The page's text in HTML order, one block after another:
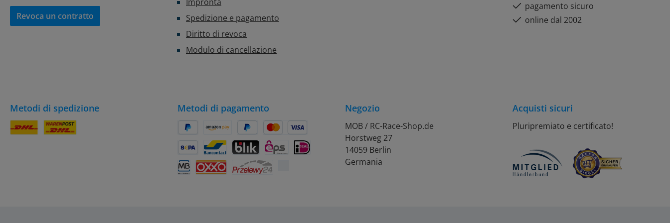
Revoca un contratto
Impronta
Spedizione e pagamento
Diritto di revoca
Modulo di cancellazione
pagamento sicuro
online dal 2002
Metodi di spedizione Metodi di pagamento
Amazon PaySpäter BezahlenKredit- oder Debitkarte
SEPA Lastschrift
Bancontact
BLIK eps
Negozio
MOB / RC-Race-Shop.de
Horstweg 27
14059 Berlin
Germania
Acquisti sicuri
Pluripremiato e certificato!